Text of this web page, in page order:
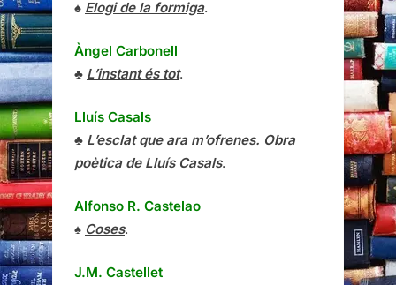
♠ Elogi de la formiga.
Àngel Carbonell
♣ L’instant és tot.
Lluís Casals
♣ L’esclat que ara m’ofrenes. Obra
poètica de Lluís Casals.
Alfonso R. Castelao
♠ Coses.
J.M. Castellet